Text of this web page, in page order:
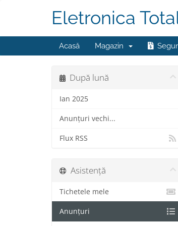
Eletronica
Acasă Magazin
După lună
Ian 2025
Anunțuri vechi...
Flux RSS
Asistență
Tichetele mele
Anunțuri